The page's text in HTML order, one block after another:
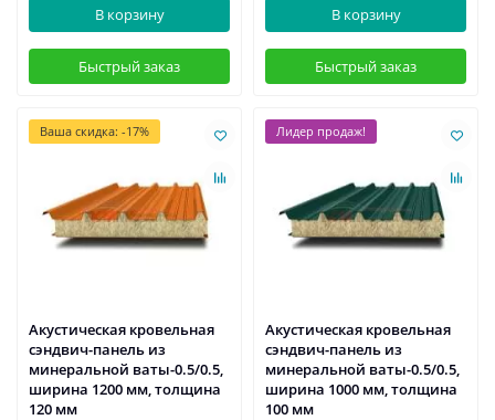
В корзину
Быстрый заказ
В корзину
Быстрый заказ
Ваша скидка: -17%
Акустическая кровельная
сэндвич-панель из
минеральной ваты-0.5/0.5,
ширина 1200 мм, толщина
120 мм
Лидер продаж!
Акустическая кровельная
сэндвич-панель из
минеральной ваты-0.5/0.5,
ширина 1000 мм, толщина
100 мм